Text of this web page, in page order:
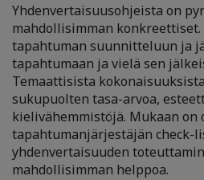
Yhdenvertaisuusohjeista on
mahdollisimman
tapahtuman suunnitteluun ja
tapahtumaan ja vielä sen
Temaattisista
sukupuolten tasa-arvoa,
kielivähemmistöjä. Mukaan on
tapahtumanjärjestäjän check-
yhdenvertaisuuden
mahdollisimman helppoa.